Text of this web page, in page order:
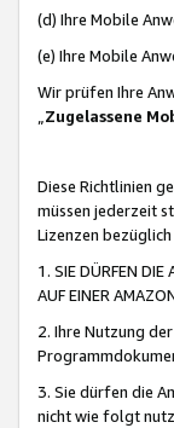
(d) Ihre Mobile
(e) Ihre Mobile
Wir prüfen Ihre
„Zugelassene
Diese Richtlinien
müssen jederzeit
Lizenzen
1. SIE DÜRFEN
AUF EINER
2. Ihre Nutzung
3. Sie dürfen die
nicht wie folgt